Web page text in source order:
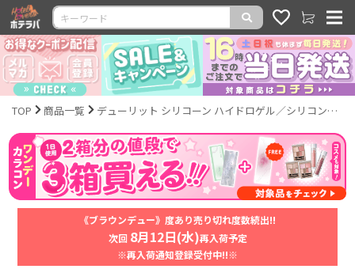
TOP 商品一覧 デューリット シリコーン ハイドロゲル／シリコン（Dewlit silicone hydrogel）
《ブラウンデュー》度あり売り切れ度数続出!!
次回 8月12日(水)再入荷予定
※再入荷通知登録受付中!!※